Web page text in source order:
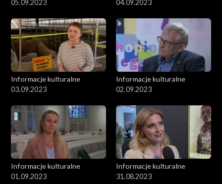
05.09.2023
04.09.2023
Informacje kulturalne
03.09.2023
Informacje kulturalne
02.09.2023
Informacje kulturalne
01.09.2023
Informacje kulturalne
31.08.2023